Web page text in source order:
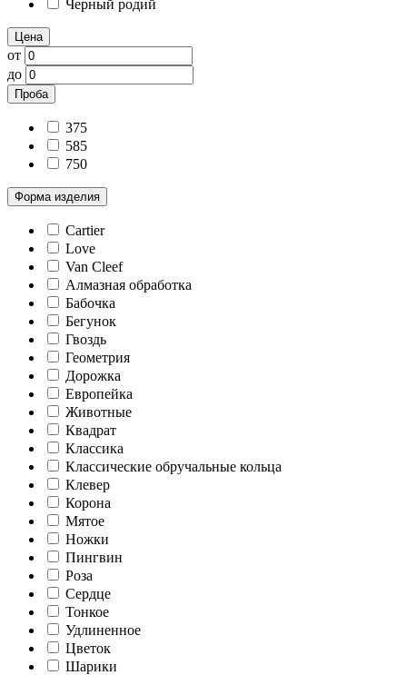
Черный родий
Цена
от
до
Проба
375
585
750
Форма изделия
Cartier
Love
Van Cleef
Алмазная обработка
Бабочка
Бегунок
Гвоздь
Геометрия
Дорожка
Европейка
Животные
Квадрат
Классика
Классические обручальные кольца
Клевер
Корона
Мятое
Ножки
Пингвин
Роза
Сердце
Тонкое
Удлиненное
Цветок
Шарики